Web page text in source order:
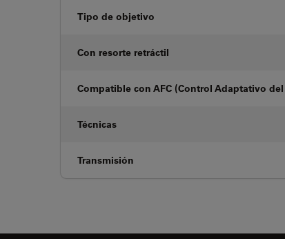
Tipo de objetivo
Con resorte retráctil
Compatible con AFC (Control Adaptativo
Técnicas
Transmisión